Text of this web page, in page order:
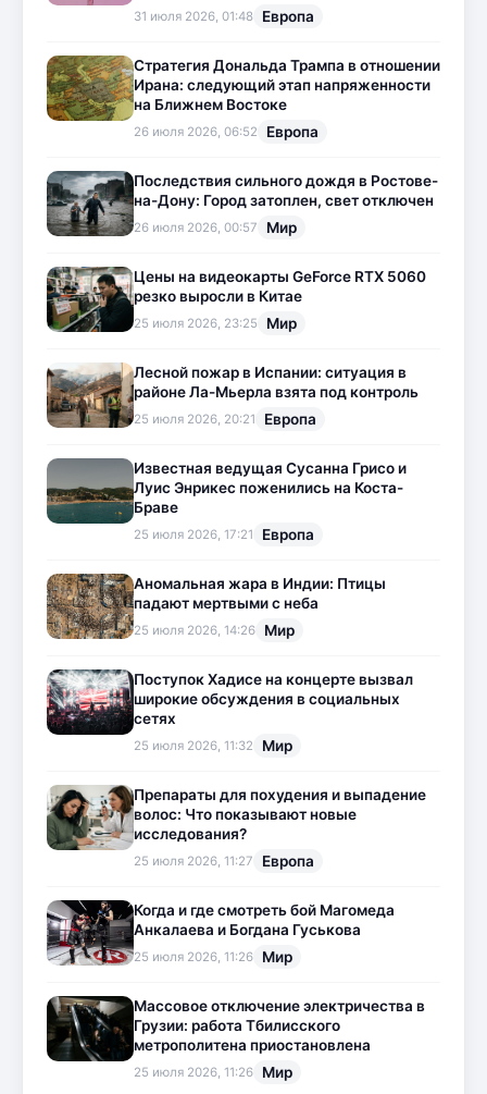
31 июля 2026, 01:48 Европа
Стратегия Дональда Трампа в отношении
Ирана: следующий этап напряженности
на Ближнем Востоке
26 июля 2026, 06:52 Европа
Последствия сильного дождя в Ростове-
на-Дону: Город затоплен, свет отключен
26 июля 2026, 00:57 Мир
Цены на видеокарты GeForce RTX 5060
резко выросли в Китае
25 июля 2026, 23:25 Мир
Лесной пожар в Испании: ситуация в
районе Ла-Мьерла взята под контроль
25 июля 2026, 20:21 Европа
Известная ведущая Сусанна Грисо и
Луис Энрикес поженились на Коста-
Браве
25 июля 2026, 17:21 Европа
Аномальная жара в Индии: Птицы
падают мертвыми с неба
25 июля 2026, 14:26 Мир
Поступок Хадисе на концерте вызвал
широкие обсуждения в социальных
сетях
25 июля 2026, 11:32 Мир
Препараты для похудения и выпадение
волос: Что показывают новые
исследования?
25 июля 2026, 11:27 Европа
Когда и где смотреть бой Магомеда
Анкалаева и Богдана Гуськова
25 июля 2026, 11:26 Мир
Массовое отключение электричества в
Грузии: работа Тбилисского
метрополитена приостановлена
25 июля 2026, 11:26 Мир